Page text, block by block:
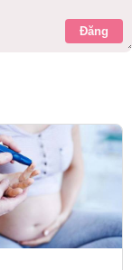
Đăng